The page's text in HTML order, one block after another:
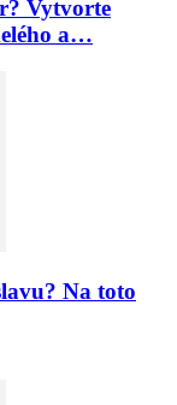
Vytvorte
a…
Na toto